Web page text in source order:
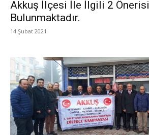
Akkuş İlçesi İle İlgili 2 Önerisi
Bulunmaktadır.
14 Şubat 2021